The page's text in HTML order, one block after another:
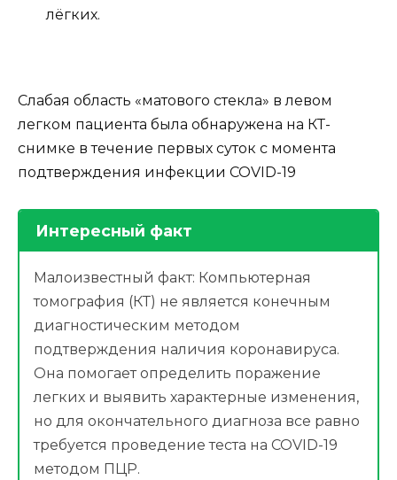
лёгких.
Слабая область «матового стекла» в левом
легком пациента была обнаружена на КТ-
снимке в течение первых суток с момента
подтверждения инфекции COVID-19
Интересный факт
Малоизвестный факт: Компьютерная
томография (КТ) не является конечным
диагностическим методом
подтверждения наличия коронавируса.
Она помогает определить поражение
легких и выявить характерные изменения,
но для окончательного диагноза все равно
требуется проведение теста на COVID-19
методом ПЦР.